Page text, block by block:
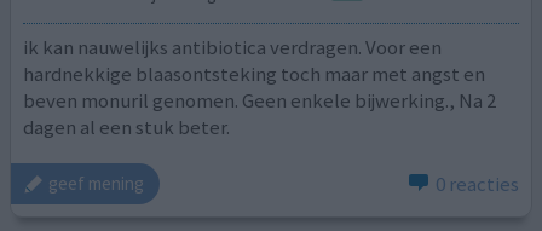
ik kan nauwelijks antibiotica verdragen. Voor een
hardnekkige blaasontsteking toch maar met angst en
beven monuril genomen. Geen enkele bijwerking., Na 2
dagen al een stuk beter.
geef mening 0 reacties